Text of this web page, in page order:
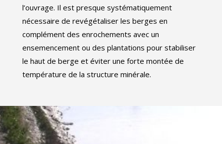
l’ouvrage. Il est presque systématiquement
nécessaire de revégétaliser les berges en
complément des enrochements avec un
ensemencement ou des plantations pour stabiliser
le haut de berge et éviter une forte montée de
température de la structure minérale.